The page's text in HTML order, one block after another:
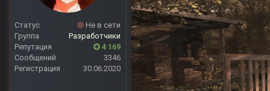
Статус
Не в сети
Группа
Разработчики
Репутация
4 169
Сообщений
3346
Регистрация
30.06.2020